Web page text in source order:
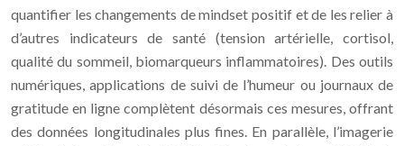
quantifier les changements de mindset positif et de les relier à
d’autres indicateurs de santé (tension artérielle, cortisol,
qualité du sommeil, biomarqueurs inflammatoires). Des outils
numériques, applications de suivi de l’humeur ou journaux de
gratitude en ligne complètent désormais ces mesures, offrant
des données longitudinales plus fines. En parallèle, l’imagerie